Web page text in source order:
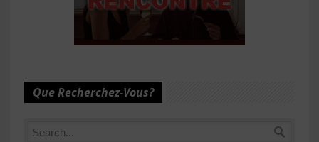
Que Recherchez-Vous?